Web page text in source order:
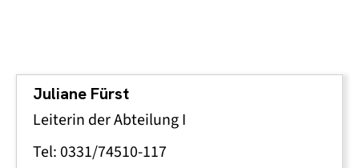
Juliane Fürst
Leiterin der Abteilung I
Tel: 0331/74510-117